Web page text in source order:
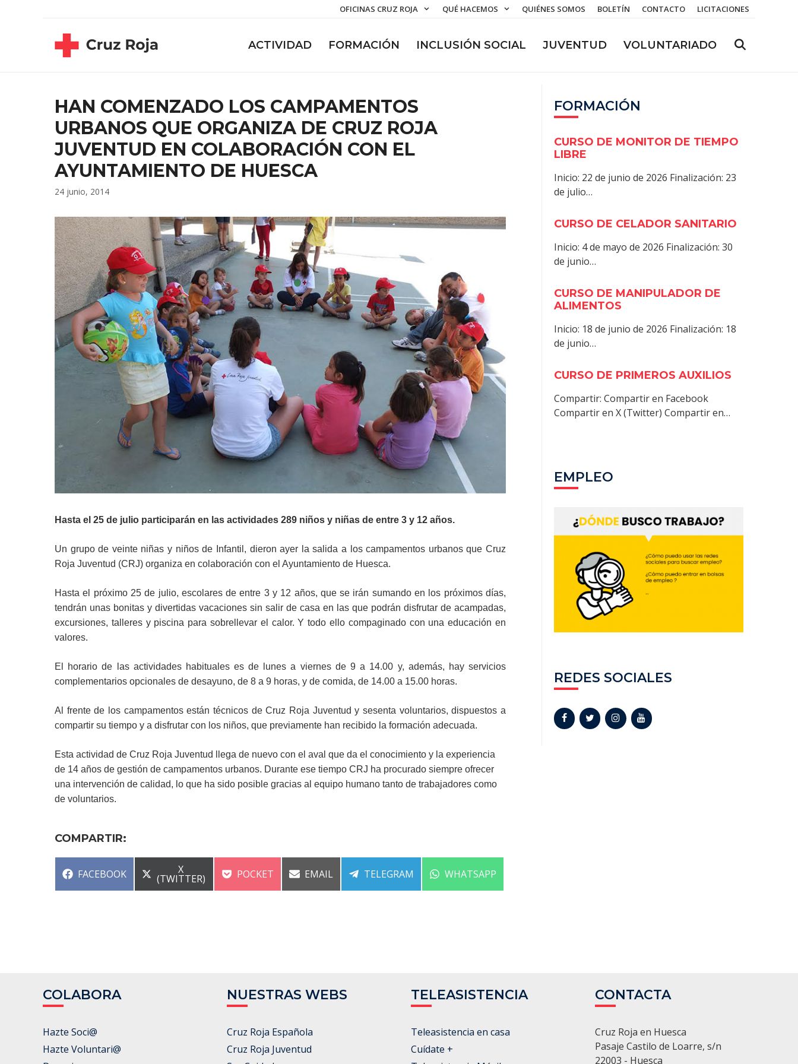
OFICINAS CRUZ ROJA QUÉ HACEMOS QUIÉNES SOMOS BOLETÍN CONTACTO LICITACIONES
ACTIVIDAD FORMACIÓN INCLUSIÓN SOCIAL JUVENTUD VOLUNTARIADO
HAN COMENZADO LOS CAMPAMENTOS
URBANOS QUE ORGANIZA DE CRUZ ROJA
JUVENTUD EN COLABORACIÓN CON EL
AYUNTAMIENTO DE HUESCA
24 junio, 2014
Hasta el 25 de julio participarán en las actividades 289 niños y niñas de entre 3 y 12 años.
Un grupo de veinte niñas y niños de Infantil, dieron ayer la salida a los campamentos urbanos que Cruz
Roja Juventud (CRJ) organiza en colaboración con el Ayuntamiento de Huesca.
Hasta el próximo 25 de julio, escolares de entre 3 y 12 años, que se irán sumando en los próximos días,
tendrán unas bonitas y divertidas vacaciones sin salir de casa en las que podrán disfrutar de acampadas,
excursiones, talleres y piscina para sobrellevar el calor. Y todo ello compaginado con una educación en
valores.
El horario de las actividades habituales es de lunes a viernes de 9 a 14.00 y, además, hay servicios
complementarios opcionales de desayuno, de 8 a 9 horas, y de comida, de 14.00 a 15.00 horas.
Al frente de los campamentos están técnicos de Cruz Roja Juventud y sesenta voluntarios, dispuestos a
compartir su tiempo y a disfrutar con los niños, que previamente han recibido la formación adecuada.
Esta actividad de Cruz Roja Juventud llega de nuevo con el aval que da el conocimiento y la experiencia
de 14 años de gestión de campamentos urbanos. Durante ese tiempo CRJ ha procurado siempre ofrecer
una intervención de calidad, lo que ha sido posible gracias al equipo humano tanto de trabajadores como
de voluntarios.
COMPARTIR:
COMPARTIR
FACEBOOK COMPARTIR
EN
X
(TWITTER) COMPARTIR
POCKET COMPARTIR
EMAIL COMPARTIR
TELEGRAM COMPARTIR
WHATSAPP
FORMACIÓN
CURSO DE MONITOR DE TIEMPO
LIBRE
Inicio: 22 de junio de 2026 Finalización: 23
de julio…
CURSO DE CELADOR SANITARIO
Inicio: 4 de mayo de 2026 Finalización: 30
de junio…
CURSO DE MANIPULADOR DE
ALIMENTOS
Inicio: 18 de junio de 2026 Finalización: 18
de junio…
CURSO DE PRIMEROS AUXILIOS
Compartir: Compartir en Facebook
Compartir en X (Twitter) Compartir en…
EMPLEO
REDES SOCIALES
COLABORA
Hazte Soci@
Hazte Voluntari@
NUESTRAS WEBS
Cruz Roja Española
Cruz Roja Juventud
TELEASISTENCIA
Teleasistencia en casa
Cuídate +
CONTACTA
Cruz Roja en Huesca
Pasaje Castilo de Loarre, s/n
22003 - Huesca